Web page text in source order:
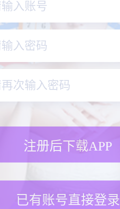
注册后下载APP
已有账号直接登录